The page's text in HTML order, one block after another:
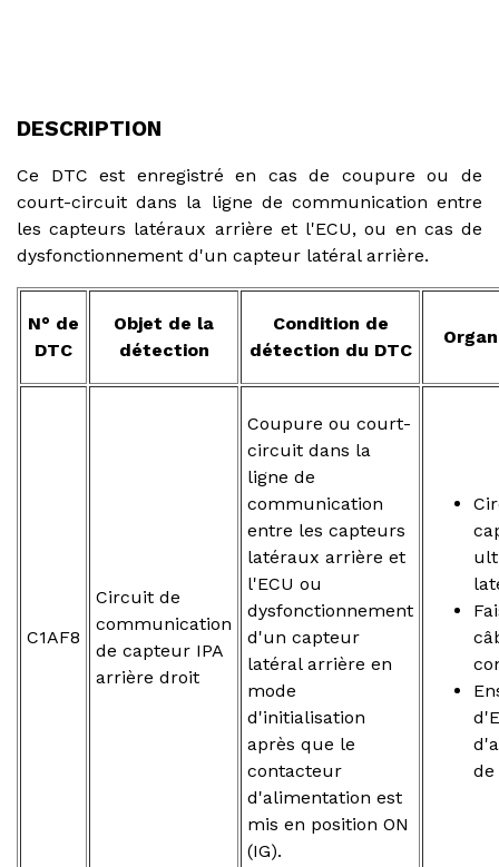
DESCRIPTION
Ce DTC est enregistré en cas de coupure ou de
court-circuit dans la ligne de communication entre
les capteurs latéraux arrière et l'ECU, ou en cas de
dysfonctionnement d'un capteur latéral arrière.
N° de
DTC
Objet de la
détection
Condition de
détection du DTC
C1AF8
Circuit de
communication
de capteur IPA
arrière droit
Coupure ou court-
circuit dans la
ligne de
communication
entre les capteurs
latéraux arrière et
l'ECU ou
dysfonctionnement
d'un capteur
latéral arrière en
mode
d'initialisation
après que le
contacteur
d'alimentation est
mis en position ON
(IG).
de